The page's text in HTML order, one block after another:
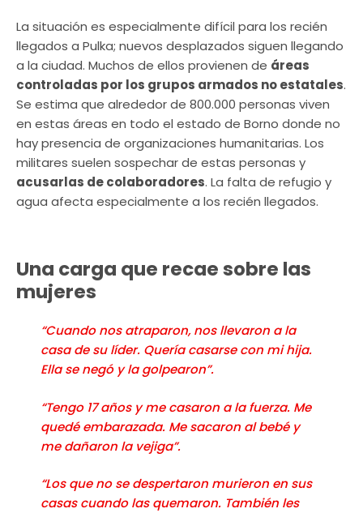
La situación es especialmente difícil para los recién
llegados a Pulka; nuevos desplazados siguen llegando
a la ciudad. Muchos de ellos provienen de áreas
controladas por los grupos armados no estatales.
Se estima que alrededor de 800.000 personas viven
en estas áreas en todo el estado de Borno donde no
hay presencia de organizaciones humanitarias. Los
militares suelen sospechar de estas personas y
acusarlas de colaboradores. La falta de refugio y
agua afecta especialmente a los recién llegados.
Una carga que recae sobre las
mujeres
“Cuando nos atraparon, nos llevaron a la
casa de su líder. Quería casarse con mi hija.
Ella se negó y la golpearon”.
“Tengo 17 años y me casaron a la fuerza. Me
quedé embarazada. Me sacaron al bebé y
me dañaron la vejiga”.
“Los que no se despertaron murieron en sus
casas cuando las quemaron. También les